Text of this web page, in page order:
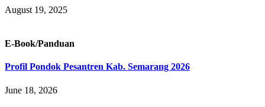
August 19, 2025
E-Book/Panduan
Profil Pondok Pesantren Kab. Semarang 2026
June 18, 2026